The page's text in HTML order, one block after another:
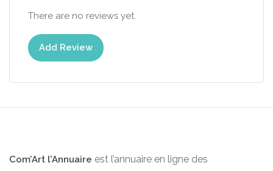
There are no reviews yet.
Add Review
Com’Art l’Annuaire est l’annuaire en ligne des